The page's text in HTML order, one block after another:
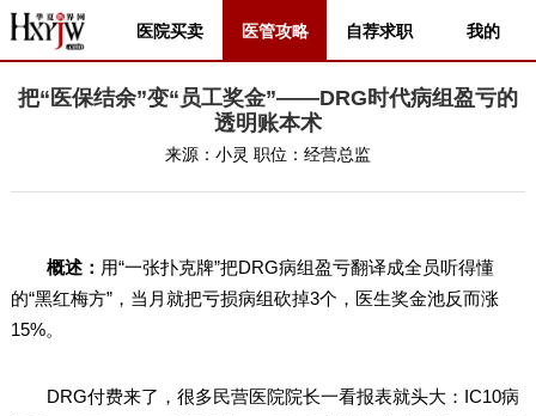
医院买卖 医管攻略 自荐求职 我的
把“医保结余”变“员工奖金”——DRG时代病组盈亏的
透明账本术
来源： 小灵 职位： 经营总监
概述： 用“一张扑克牌”把DRG病组盈亏翻译成全员听得懂
的“黑红梅方”，当月就把亏损病组砍掉3个，医生奖金池反而涨
15%。
DRG付费来了，很多民营医院院长一看报表就头大：IC10病